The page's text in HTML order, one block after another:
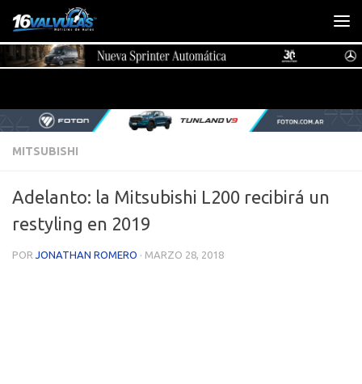
Saltar al contenido
MITSUBISHI
Adelanto: la Mitsubishi L200 recibirá un
restyling en 2019
POR JONATHAN ROMERO · MARZO 28, 2018